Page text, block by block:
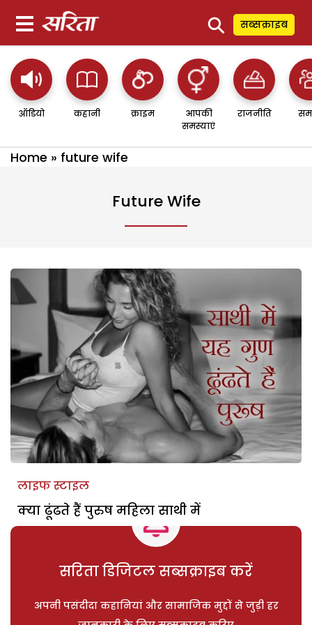
⚲ सब्सक्राइब
ऑडियो कहानी क्राइम
आपकी
समस्याएं
राजनीति
Home » future wife
Future Wife
लाइफ स्टाइल
क्या ढूंढते हैं पुरुष महिला साथी में
सरिता डिजिटल सब्सक्राइब करें
अपनी पसंदीदा कहानियां और सामाजिक मुद्दों से जुड़ी हर